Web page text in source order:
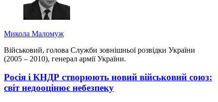
Микола Маломуж
Військовий, голова Служби зовнішньої розвідки України
(2005 – 2010), генерал армії України.
Росія і КНДР створюють новий військовий союз:
світ недооцінює небезпеку